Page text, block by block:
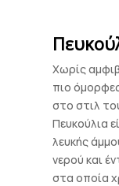
Χωρίς
πιο
στο στιλ
Πευκούλια
λευκής
νερού και
στα οποία